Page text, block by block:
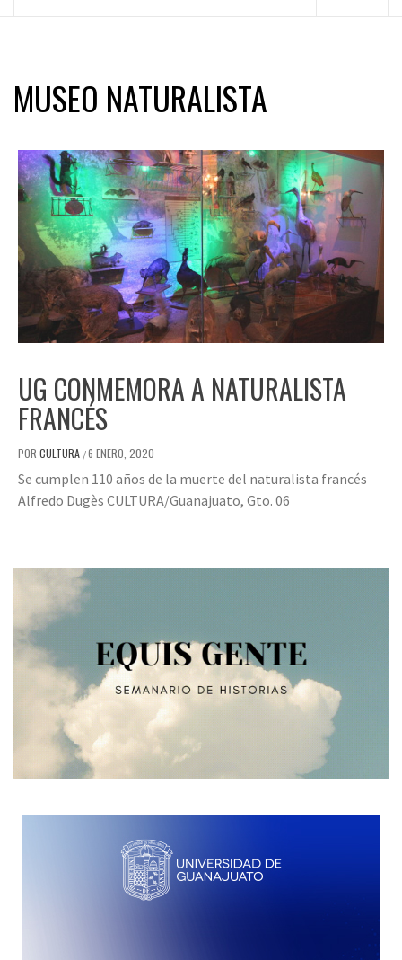
MUSEO NATURALISTA
UG CONMEMORA A NATURALISTA
FRANCÉS
POR CULTURA /6 ENERO, 2020
Se cumplen 110 años de la muerte del naturalista francés
Alfredo Dugès CULTURA/Guanajuato, Gto. 06